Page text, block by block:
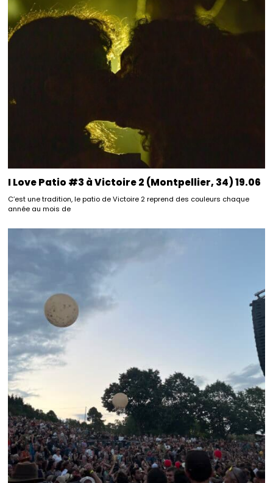
I Love Patio #3 à Victoire 2 (Montpellier, 34) 19.06
C’est une tradition, le patio de Victoire 2 reprend des couleurs chaque
année au mois de